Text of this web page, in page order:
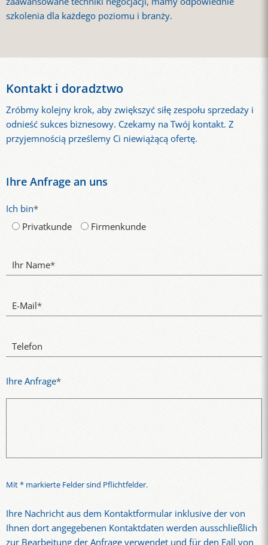
szkolenia dla każdego poziomu i branży.
Kontakt i doradztwo
Zróbmy kolejny krok, aby zwiększyć siłę zespołu sprzedaży i
odnieść sukces biznesowy. Czekamy na Twój kontakt. Z
przyjemnością prześlemy Ci niewiążącą ofertę.
Ihre Anfrage an uns
Ich bin*
Privatkunde
Firmenkunde
Ihr Name*
E-Mail*
Telefon
Ihre Anfrage*
Mit * markierte Felder sind Pflichtfelder.
Ihre Nachricht aus dem Kontaktformular inklusive der von
Ihnen dort angegebenen Kontaktdaten werden ausschließlich
zur Bearbeitung der Anfrage verwendet und für den Fall von